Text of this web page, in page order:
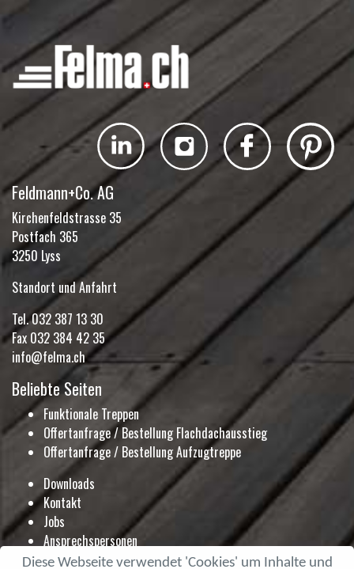
Feldmann+Co. AG
Kirchenfeldstrasse 35
Postfach 365
3250 Lyss
Standort und Anfahrt
Tel.032 387 13 30
Fax 032 384 42 35
info@felma.ch
Beliebte Seiten
Funktionale Treppen
Offertanfrage / Bestellung Flachdachausstieg
Offertanfrage / Bestellung Aufzugtreppe
Downloads
Kontakt
Jobs
Ansprechspersonen
Ausstellung
Diese Webseite verwendet 'Cookies' um Inhalte und